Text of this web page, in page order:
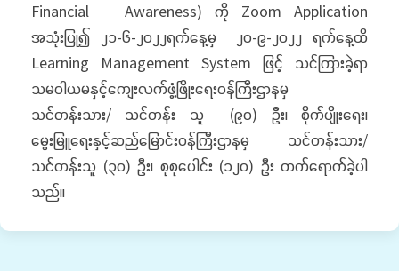
Financial Awareness) ကို Zoom Application
အသုံးပြု၍ ၂၁-၆-၂၀၂၂ရက်နေ့မှ ၂၀-၉-၂၀၂၂ ရက်နေ့ထိ
Learning Management System ဖြင့် သင်ကြားခဲ့ရာ
သမဝါယမနှင့်ကျေးလက်ဖွံ့ဖြိုးရေးဝန်ကြီးဌာနမှ
သင်တန်းသား/ သင်တန်း သူ (၉၀) ဦး၊ စိုက်ပျိုးရေး၊
မွေးမြူရေးနှင့်ဆည်မြောင်းဝန်ကြီးဌာနမှ သင်တန်းသား/
သင်တန်းသူ (၃၀) ဦး၊ စုစုပေါင်း (၁၂၀) ဦး တက်ရောက်ခဲ့ပါ
သည်။